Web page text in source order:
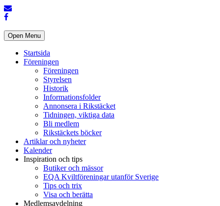
Open Menu
Startsida
Föreningen
Föreningen
Styrelsen
Historik
Informationsfolder
Annonsera i Rikstäcket
Tidningen, viktiga data
Bli medlem
Rikstäckets böcker
Artiklar och nyheter
Kalender
Inspiration och tips
Butiker och mässor
EQA Kviltföreningar utanför Sverige
Tips och trix
Visa och berätta
Medlemsavdelning